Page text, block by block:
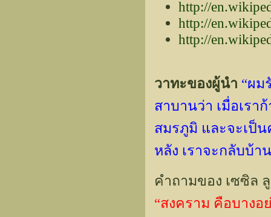
http://
http://
http://
วาทะของผู้นำ “ผม
สาบานว่า เมื่อเรา
สมรภูมิ และจะเป็
หลัง เราจะกลับบ้
คำถามของ เซซิล
“สงคราม คือบางอ